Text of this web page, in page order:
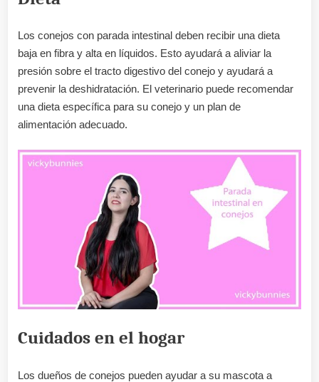
Los conejos con parada intestinal deben recibir una dieta
baja en fibra y alta en líquidos. Esto ayudará a aliviar la
presión sobre el tracto digestivo del conejo y ayudará a
prevenir la deshidratación. El veterinario puede recomendar
una dieta específica para su conejo y un plan de
alimentación adecuado.
Cuidados en el hogar
Los dueños de conejos pueden ayudar a su mascota a